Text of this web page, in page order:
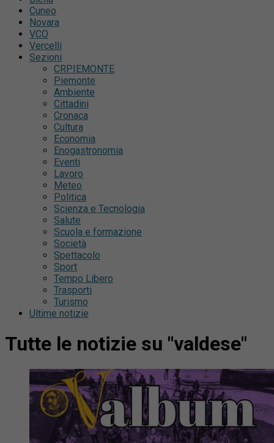
Cuneo
Novara
VCO
Vercelli
Sezioni
CRPIEMONTE
Piemonte
Ambiente
Cittadini
Cronaca
Cultura
Economia
Enogastronomia
Eventi
Lavoro
Meteo
Politica
Scienza e Tecnologia
Salute
Scuola e formazione
Società
Spettacolo
Sport
Tempo Libero
Trasporti
Turismo
Ultime notizie
Tutte le notizie su "valdese"